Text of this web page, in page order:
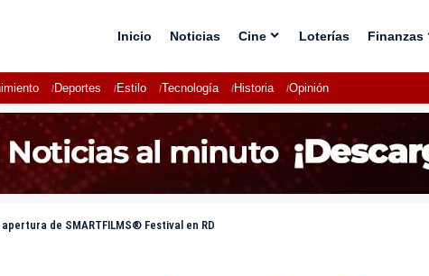
Inicio Noticias Cine Loterías Finanzas
Deportes Estilo Tecnología Historia Opinión
de SMARTFILMS®️ Festival en RD